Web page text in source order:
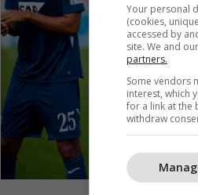
Your personal
(cookies,
accessed by
site. We and
partners.
Some vendors
interest, which
for a link at the
withdraw